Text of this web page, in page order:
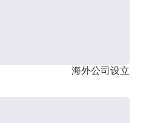
海外公司设立